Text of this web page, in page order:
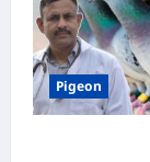
Pigeon